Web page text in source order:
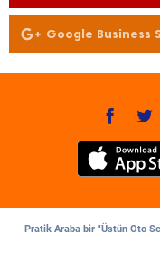
Google Business
Pratik Araba bir "Üstün Oto